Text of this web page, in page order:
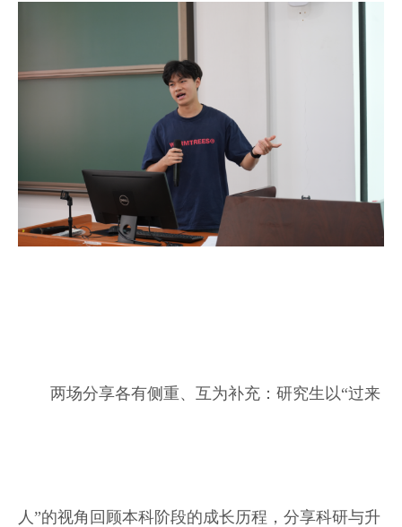
两场分享各有侧重、互为补充：研究生以“过来
人”的视角回顾本科阶段的成长历程，分享科研与升